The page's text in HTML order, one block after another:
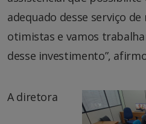
adequado desse serviço
otimistas e vamos
desse investimento”,
A diretora